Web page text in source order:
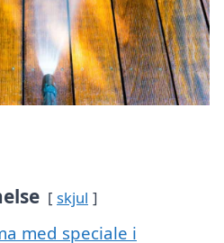
skjul
med speciale i